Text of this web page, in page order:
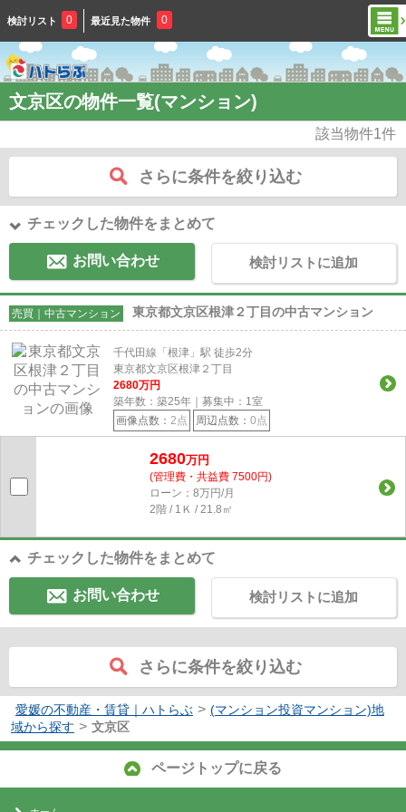
検討リスト 0 最近見た物件 0
文京区の物件一覧(マンション)
該当物件1件
さらに条件を絞り込む
チェックした物件をまとめて
お問い合わせ 検討リストに追加
売買｜中古マンション 東京都文京区根津２丁目の中古マンション
千代田線「根津」駅 徒歩2分
東京都文京区根津２丁目
2680万円
築年数：築25年｜募集中： 1室
画像点数： 2点 周辺点数： 0点
2680万円
(管理費・共益費 7500円)
ローン：8万円/月
2階 / 1Ｋ / 21.8㎡
チェックした物件をまとめて
お問い合わせ 検討リストに追加
さらに条件を絞り込む
愛媛の不動産・賃貸｜ハトらぶ > (マンション投資マンション)地
域から探す > 文京区
ページトップに戻る